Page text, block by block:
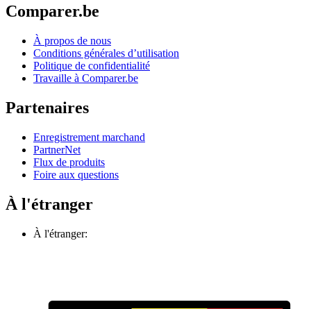
Comparer.be
À propos de nous
Conditions générales d’utilisation
Politique de confidentialité
Travaille à Comparer.be
Partenaires
Enregistrement marchand
PartnerNet
Flux de produits
Foire aux questions
À l'étranger
À l'étranger: